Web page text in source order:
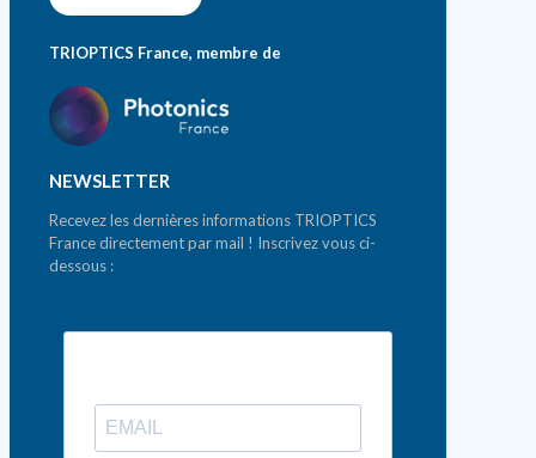
TRIOPTICS France, membre de
NEWSLETTER
Recevez les dernières informations TRIOPTICS
France directement par mail ! Inscrivez vous ci-
dessous :